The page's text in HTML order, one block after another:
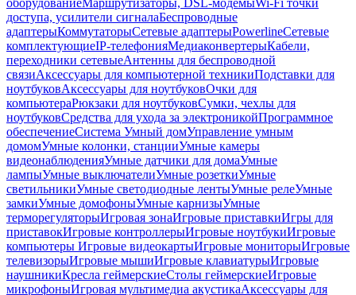
оборудованиеМаршрутизаторы, DSL-модемыWi-Fi точки
доступа, усилители сигналаБеспроводные
адаптерыКоммутаторыСетевые адаптерыPowerlineСетевые
комплектующиеIP-телефонияМедиаконвертерыКабели,
переходники сетевыеАнтенны для беспроводной
связиАксессуары для компьютерной техникиПодставки для
ноутбуковАксессуары для ноутбуковОчки для
компьютераРюкзаки для ноутбуковСумки, чехлы для
ноутбуковСредства для ухода за электроникойПрограммное
обеспечениеСистема Умный домУправление умным
домомУмные колонки, станцииУмные камеры
видеонаблюденияУмные датчики для домаУмные
лампыУмные выключателиУмные розеткиУмные
светильникиУмные светодиодные лентыУмные релеУмные
замкиУмные домофоныУмные карнизыУмные
терморегуляторыИгровая зонаИгровые приставкиИгры для
приставокИгровые контроллерыИгровые ноутбукиИгровые
компьютеры Игровые видеокартыИгровые мониторыИгровые
телевизорыИгровые мышиИгровые клавиатурыИгровые
наушникиКресла геймерскиеСтолы геймерскиеИгровые
микрофоныИгровая мультимедиа акустикаАксессуары для